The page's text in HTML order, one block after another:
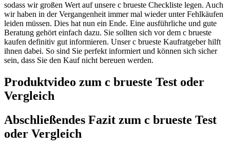
sodass wir großen Wert auf unsere c brueste Checkliste legen. Auch
wir haben in der Vergangenheit immer mal wieder unter Fehlkäufen
leiden müssen. Dies hat nun ein Ende. Eine ausführliche und gute
Beratung gehört einfach dazu. Sie sollten sich vor dem c brueste
kaufen definitiv gut informieren. Unser c brueste Kaufratgeber hilft
ihnen dabei. So sind Sie perfekt informiert und können sich sicher
sein, dass Sie den Kauf nicht bereuen werden.
Produktvideo zum c brueste Test oder
Vergleich
Abschließendes Fazit zum c brueste Test
oder Vergleich